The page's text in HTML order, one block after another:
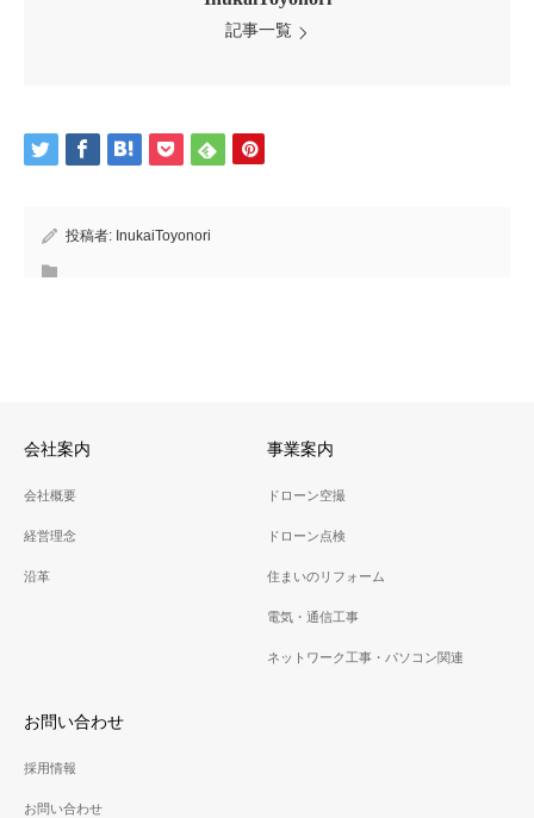
記事一覧
投稿者: InukaiToyonori
会社案内
会社概要
経営理念
沿革
事業案内
ドローン空撮
ドローン点検
住まいのリフォーム
電気・通信工事
ネットワーク工事・パソコン関連
お問い合わせ
採用情報
お問い合わせ